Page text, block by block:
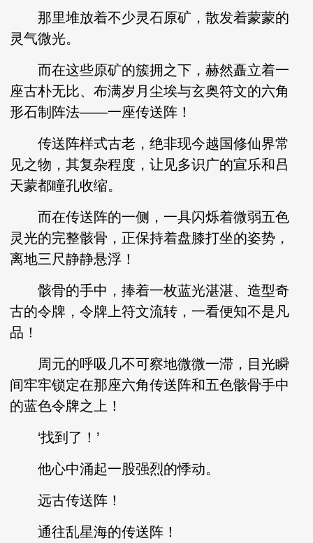
那里堆放着不少灵石原矿，散发着蒙蒙的
灵气微光。
而在这些原矿的簇拥之下，赫然矗立着一
座古朴无比、布满岁月尘埃与玄奥符文的六角
形石制阵法——一座传送阵！
传送阵样式古老，绝非现今越国修仙界常
见之物，其复杂程度，让见多识广的宣乐和吕
天蒙都瞳孔收缩。
而在传送阵的一侧，一具闪烁着微弱五色
灵光的完整骸骨，正保持着盘膝打坐的姿势，
离地三尺静静悬浮！
骸骨的手中，捧着一枚蓝光湛湛、造型奇
古的令牌，令牌上符文流转，一看便知不是凡
品！
周元的呼吸几不可察地微微一滞，目光瞬
间牢牢锁定在那座六角传送阵和五色骸骨手中
的蓝色令牌之上！
‘找到了！’
他心中涌起一股强烈的悸动。
远古传送阵！
通往乱星海的传送阵！